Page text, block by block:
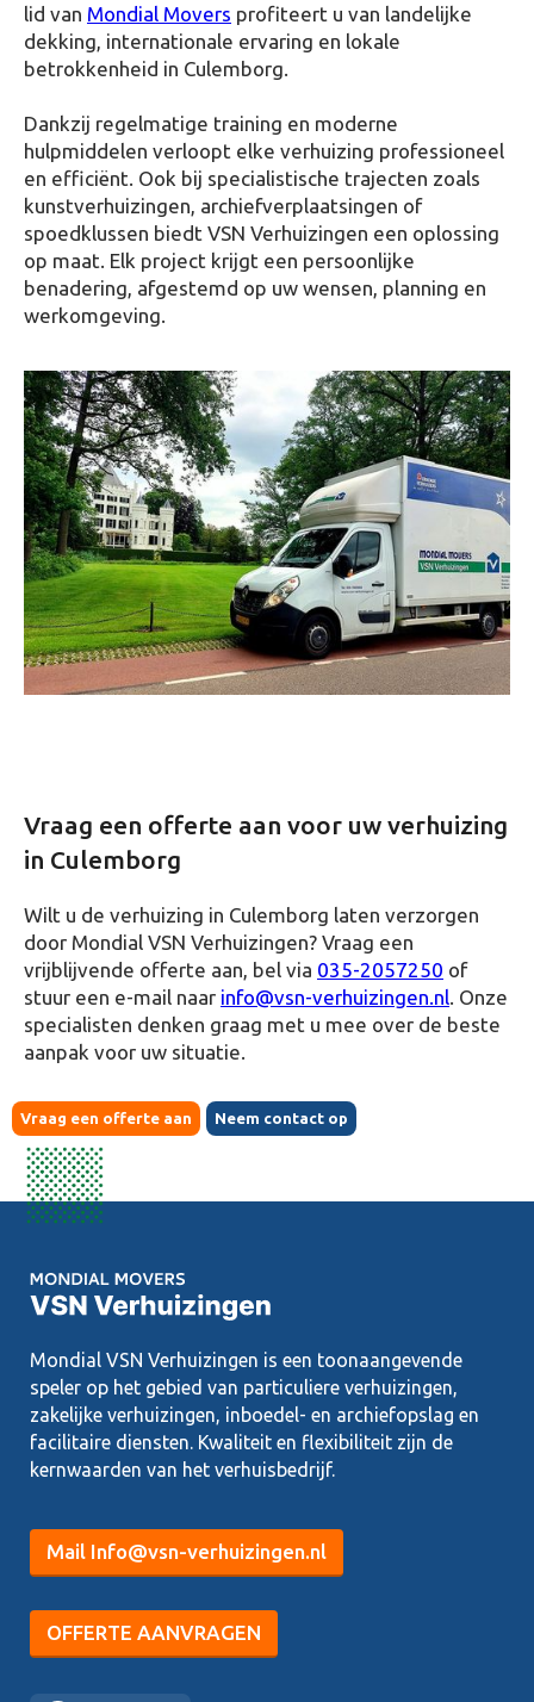
lid van Mondial Movers profiteert u van landelijke
dekking, internationale ervaring en lokale
betrokkenheid in Culemborg.
Dankzij regelmatige training en moderne
hulpmiddelen verloopt elke verhuizing professioneel
en efficiënt. Ook bij specialistische trajecten zoals
kunstverhuizingen, archiefverplaatsingen of
spoedklussen biedt VSN Verhuizingen een oplossing
op maat. Elk project krijgt een persoonlijke
benadering, afgestemd op uw wensen, planning en
werkomgeving.
Vraag een offerte aan voor uw verhuizing
in Culemborg
Wilt u de verhuizing in Culemborg laten verzorgen
door Mondial VSN Verhuizingen? Vraag een
vrijblijvende offerte aan, bel via 035-2057250 of
stuur een e-mail naar info@vsn-verhuizingen.nl . Onze
specialisten denken graag met u mee over de beste
aanpak voor uw situatie.
Vraag een offerte aan Neem contact op
Mondial VSN Verhuizingen is een toonaangevende
speler op het gebied van particuliere verhuizingen,
zakelijke verhuizingen, inboedel- en archiefopslag en
facilitaire diensten. Kwaliteit en flexibiliteit zijn de
kernwaarden van het verhuisbedrijf.
Mail Info@vsn-verhuizingen.nl
OFFERTE AANVRAGEN